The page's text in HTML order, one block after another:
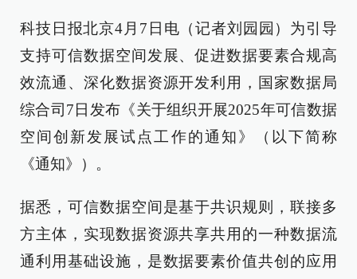
科技日报北京4月7日电（记者刘园园）为引导
支持可信数据空间发展、促进数据要素合规高
效流通、深化数据资源开发利用，国家数据局
综合司7日发布《关于组织开展2025年可信数据
空间创新发展试点工作的通知》（以下简称
《通知》）。
据悉，可信数据空间是基于共识规则，联接多
方主体，实现数据资源共享共用的一种数据流
通利用基础设施，是数据要素价值共创的应用